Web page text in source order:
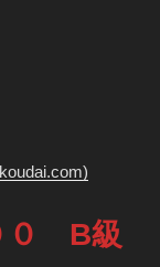
０ B級